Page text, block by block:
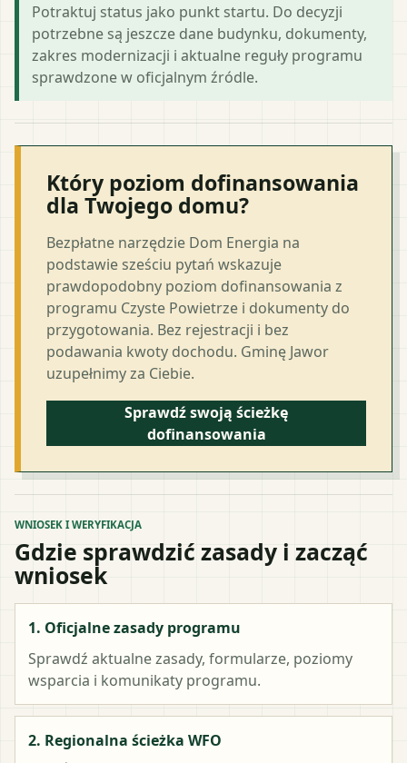
Potraktuj status jako punkt startu. Do decyzji
potrzebne są jeszcze dane budynku, dokumenty,
zakres modernizacji i aktualne reguły programu
sprawdzone w oficjalnym źródle.
Który poziom dofinansowania
dla Twojego domu?
Bezpłatne narzędzie Dom Energia na
podstawie sześciu pytań wskazuje
prawdopodobny poziom dofinansowania z
programu Czyste Powietrze i dokumenty do
przygotowania. Bez rejestracji i bez
podawania kwoty dochodu. Gminę Jawor
uzupełnimy za Ciebie.
Sprawdź swoją ścieżkę
dofinansowania
WNIOSEK I WERYFIKACJA
Gdzie sprawdzić zasady i zacząć
wniosek
1. Oficjalne zasady programu
Sprawdź aktualne zasady, formularze, poziomy
wsparcia i komunikaty programu.
2. Regionalna ścieżka WFO